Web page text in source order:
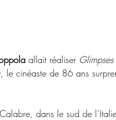
allait réaliser
le cinéaste de 86 ans
dans le sud de